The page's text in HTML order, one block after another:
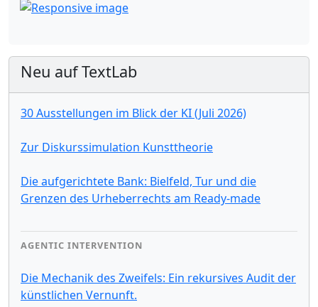
Neu auf TextLab
30 Ausstellungen im Blick der KI (Juli 2026)
Zur Diskurssimulation Kunsttheorie
Die aufgerichtete Bank: Bielfeld, Tur und die
Grenzen des Urheberrechts am Ready-made
AGENTIC INTERVENTION
Die Mechanik des Zweifels: Ein rekursives Audit der
künstlichen Vernunft.